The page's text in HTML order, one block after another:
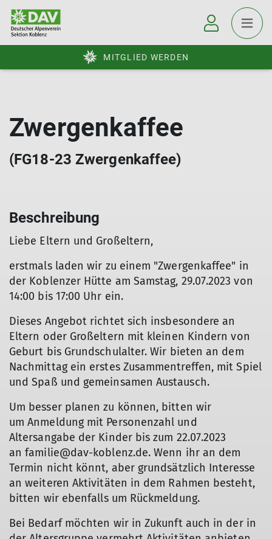
MITGLIED WERDEN
Zwergenkaffee
(FG18-23 Zwergenkaffee)
Beschreibung
Liebe Eltern und Großeltern,
erstmals laden wir zu einem "Zwergenkaffee" in
der Koblenzer Hütte am Samstag, 29.07.2023 von
14:00 bis 17:00 Uhr ein.
Dieses Angebot richtet sich insbesondere an
Eltern oder Großeltern mit kleinen Kindern von
Geburt bis Grundschulalter. Wir bieten an dem
Nachmittag ein erstes Zusammentreffen, mit Spiel
und Spaß und gemeinsamen Austausch.
Um besser planen zu können, bitten wir
um Anmeldung mit Personenzahl und
Altersangabe der Kinder bis zum 22.07.2023
an familie@dav-koblenz.de. Wenn ihr an dem
Termin nicht könnt, aber grundsätzlich Interesse
an weiteren Aktivitäten in dem Rahmen besteht,
bitten wir ebenfalls um Rückmeldung.
Bei Bedarf möchten wir in Zukunft auch in der in